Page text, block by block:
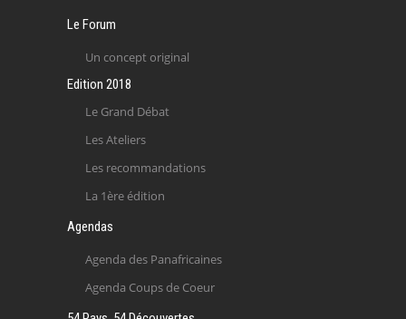
Le Forum
Un concept original
Edition 2018
Le Grand Débat
Les Ateliers
Les recommandations
La 1ère édition
Agendas
Agenda des Panafricaines
Agenda Coups de Coeur